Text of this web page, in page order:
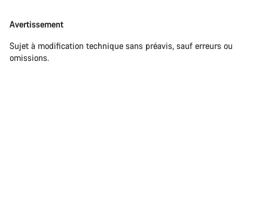
Avertissement
Sujet à modification technique sans préavis, sauf erreurs ou
omissions.